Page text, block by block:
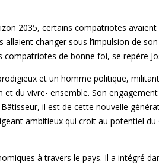
2035, certains compatriotes
changer sous l’impulsion de
de bonne foi, se repère
et un homme politique,
du vivre- ensemble. Son
il est de cette nouvelle
ambitieux qui croit au potentiel
à travers le pays. Il a intégré